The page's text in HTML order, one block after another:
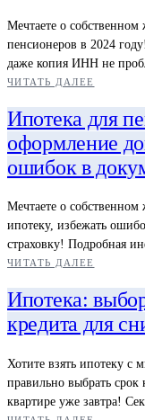
Мечтаете о собственном
пенсионеров в 2024
даже копия ИНН не
ЧИТАТЬ ДАЛЕЕ
Ипотека для
оформление
ошибок в
Мечтаете о
ипотеку, избежать
страховку! Подробная
ЧИТАТЬ ДАЛЕЕ
Ипотека:
кредита для
Хотите взять ипотеку с
правильно выбрать срок
квартире уже завтра!